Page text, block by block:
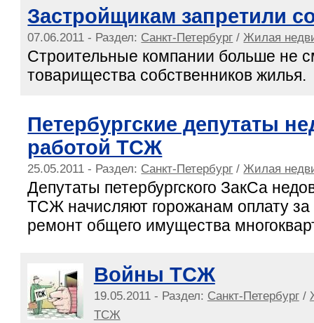
Застройщикам запретили
07.06.2011 - Раздел: Санкт-Петербург / Жилая
Строительные компании больше не
товарищества собственников жилья.
Петербургские депутаты
работой ТСЖ
25.05.2011 - Раздел: Санкт-Петербург / Жилая
Депутаты петербургского ЗакСа
ТСЖ начисляют горожанам оплату
ремонт общего имущества
Войны ТСЖ
19.05.2011 - Раздел: Санкт-Петербург/
ТСЖ